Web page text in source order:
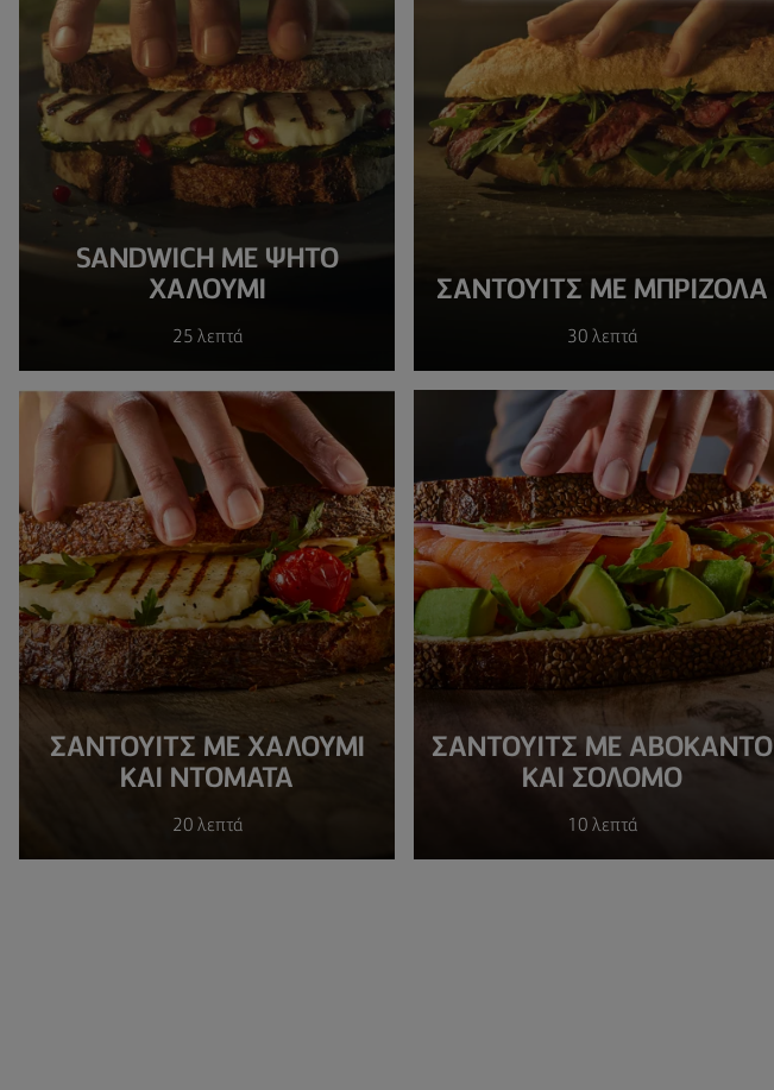
SANDWICH ΜΕ ΨΗΤΌ
ΧΑΛΟΎΜΙ
25 λεπτά
ΣΆΝΤΟΥΙΤΣ ΜΕ ΜΠΡΙΖΌΛΑ
30 λεπτά
ΣΑΝΤΟΥΙΤΣ ΜΕ ΧΑΛΟΥΜΙ
ΚΑΙ ΝΤΟΜΑΤΑ
20 λεπτά
ΣΆΝΤΟΥΙΤΣ ΜΕ ΑΒΟΚΆΝΤΟ
ΚΑΙ ΣΟΛΟΜΌ
10 λεπτά